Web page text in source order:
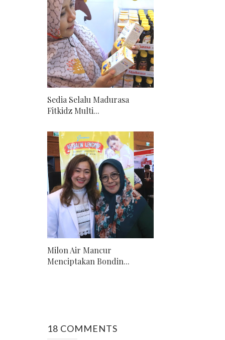
Sedia Selalu Madurasa
Fitkidz Multi...
Milon Air Mancur
Menciptakan Bondin...
18 COMMENTS